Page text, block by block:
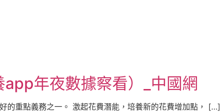
年夜數據察看）_中國網
的重點義務之一。 激起花費潛能，培養新的花費增加點， […]